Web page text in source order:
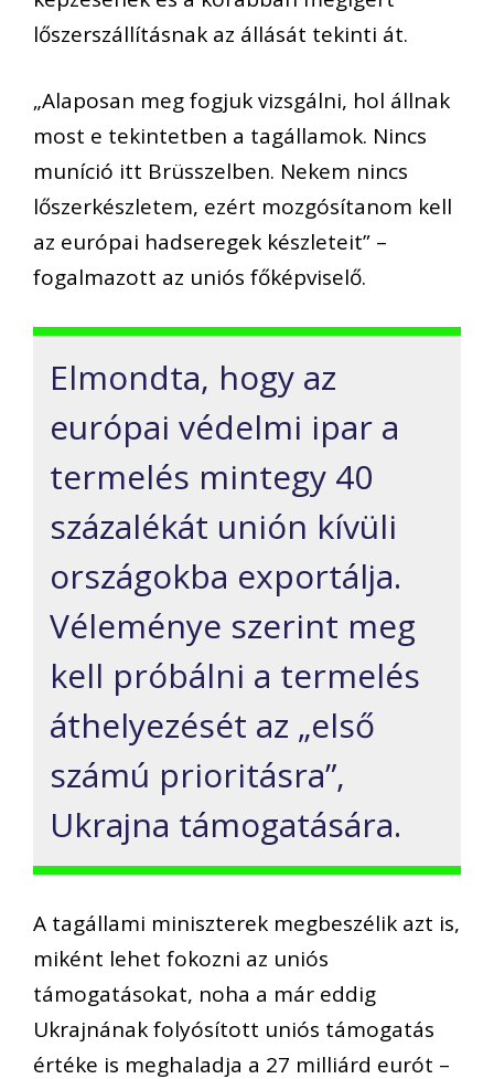
lőszerszállításnak az állását tekinti át.
„Alaposan meg fogjuk vizsgálni, hol állnak
most e tekintetben a tagállamok. Nincs
muníció itt Brüsszelben. Nekem nincs
lőszerkészletem, ezért mozgósítanom kell
az európai hadseregek készleteit” –
fogalmazott az uniós főképviselő.
Elmondta, hogy az
európai védelmi ipar a
termelés mintegy 40
százalékát unión kívüli
országokba exportálja.
Véleménye szerint meg
kell próbálni a termelés
áthelyezését az „első
számú prioritásra”,
Ukrajna támogatására.
A tagállami miniszterek megbeszélik azt is,
miként lehet fokozni az uniós
támogatásokat, noha a már eddig
Ukrajnának folyósított uniós támogatás
értéke is meghaladja a 27 milliárd eurót –